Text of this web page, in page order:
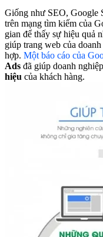
Giống như SEO, Google
trên mạng tìm kiếm của
gian để thấy sự hiệu quả
giúp trang web của
hợp. Một báo cáo của
Ads đã giúp doanh nghiệp
hiệu của khách hàng.